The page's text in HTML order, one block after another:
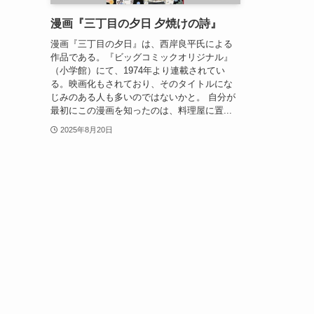
漫画『三丁目の夕日 夕焼けの詩』
漫画『三丁目の夕日』は、西岸良平氏による
作品である。『ビッグコミックオリジナル』
（小学館）にて、1974年より連載されてい
る。映画化もされており、そのタイトルにな
じみのある人も多いのではないかと。 自分が
最初にこの漫画を知ったのは、料理屋に置...
2025年8月20日